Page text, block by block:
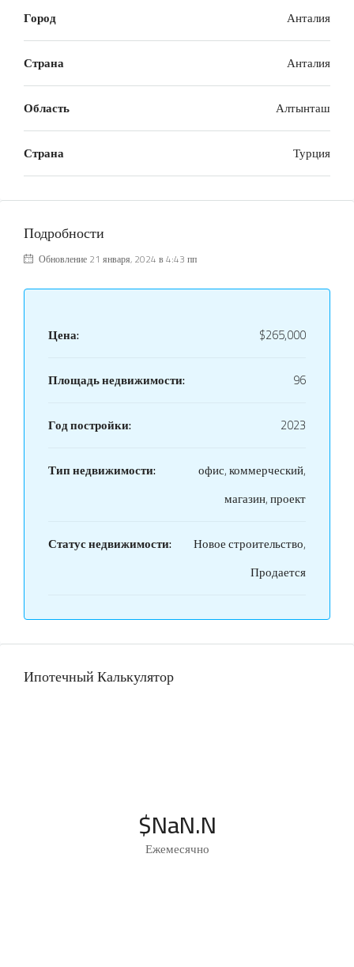
Город
Анталия
Страна
Анталия
Область
Алтынташ
Страна
Турция
Подробности
Обновление 21 января, 2024 в 4:43 пп
Цена:
$265,000
Площадь недвижимости:
96
Год постройки:
2023
Тип недвижимости:
офис, коммерческий,
магазин, проект
Статус недвижимости:
Новое строительство,
Продается
Ипотечный Калькулятор
$NaN.N
Ежемесячно